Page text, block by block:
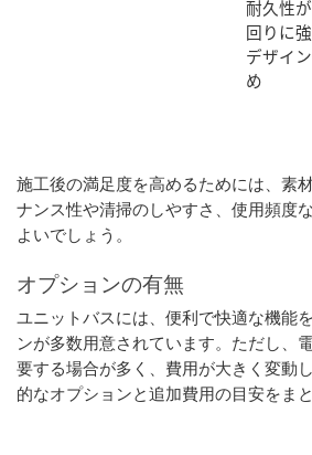
耐久性
回りに
デザイ
め
施工後の満足度を高めるためには、素
ナンス性や清掃のしやすさ、使用頻度
よいでしょう。
オプションの有無
ユニットバスには、便利で快適な機能
ンが多数用意されています。ただし、
要する場合が多く、費用が大きく変動
的なオプションと追加費用の目安をまと